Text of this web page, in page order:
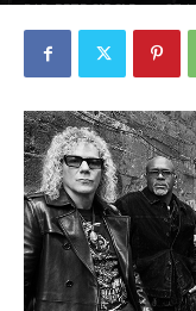
PAR PETE CIRCLE 27